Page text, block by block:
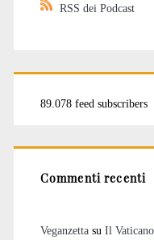
RSS dei Podcast
89.078 feed subscribers
Commenti recenti
Veganzettasu Il